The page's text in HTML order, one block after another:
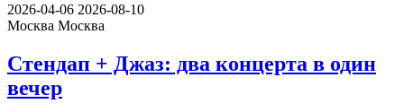
2026-04-06 2026-08-10
Москва Москва
Стендап + Джаз: два концерта в один
вечер